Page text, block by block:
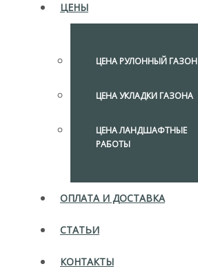
ЦЕНЫ
ЦЕНА РУЛОННЫЙ ГАЗОН
ЦЕНА УКЛАДКИ ГАЗОНА
ЦЕНА ЛАНДШАФТНЫЕ
РАБОТЫ
ОПЛАТА И ДОСТАВКА
СТАТЬИ
КОНТАКТЫ